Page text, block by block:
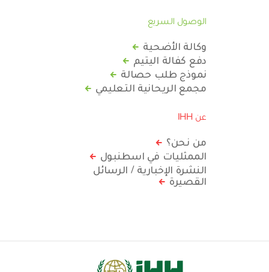
الوصول السريع
وكالة الأضحية
دفع كفالة اليتيم
نموذج طلب حصالة
مجمع الريحانية التعليمي
عن IHH
من نحن؟
الممثليات في اسطنبول
النشرة الإخبارية / الرسائل
القصيرة